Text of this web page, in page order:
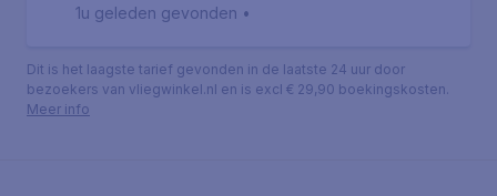
Stad, Internationale luchthaven van Mexico-Stad
1u geleden gevonden •
Dit is het laagste tarief gevonden in de laatste 24 uur door
bezoekers van vliegwinkel.nl en is excl € 29,90 boekingskosten.
Meer info